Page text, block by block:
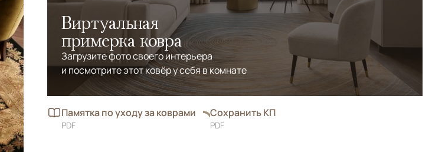
Виртуальная
примерка ковра
Загрузите фото своего интерьера
и посмотрите этот ковёр у себя в комнате
Памятка по уходу за коврами
PDF
Сохранить КП
PDF